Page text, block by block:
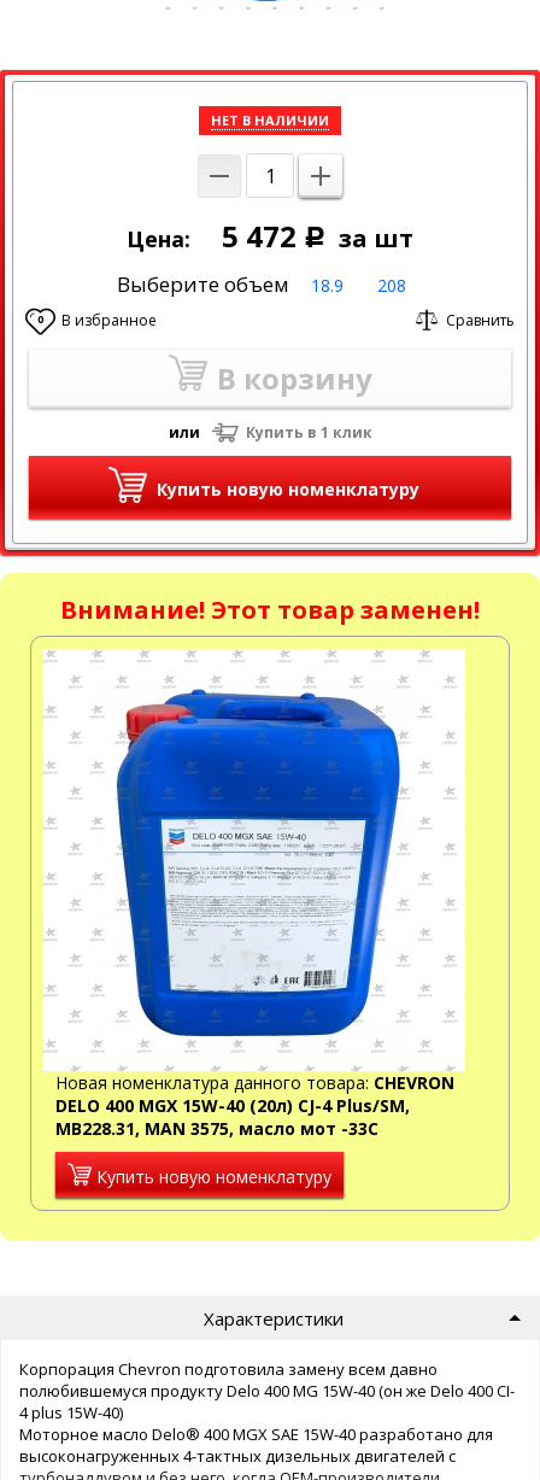
НЕТ В НАЛИЧИИ
Цена: 5 472 Р за шт
Выберите объем 18.9 208
0 В избранное Сравнить
В корзину
или Купить в 1 клик
Купить новую номенклатуру
Внимание! Этот товар заменен!
Новая номенклатура данного товара: CHEVRON
DELO 400 MGX 15W-40 (20л) CJ-4 Plus/SM,
MB228.31, MAN 3575, масло мот -33C
Купить новую номенклатуру
Характеристики
Корпорация Chevron подготовила замену всем давно
полюбившемуся продукту Delo 400 MG 15W-40 (он же Delo 400 CI-
4 plus 15W-40)
Моторное масло Delo® 400 MGX SAE 15W-40 разработано для
высоконагруженных 4-тактных дизельных двигателей с